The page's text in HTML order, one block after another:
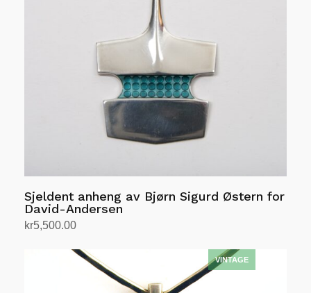
Sjeldent anheng av Bjørn Sigurd Østern for
David-Andersen
kr5,500.00